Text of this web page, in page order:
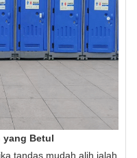
yang Betul
tandas mudah alih ialah